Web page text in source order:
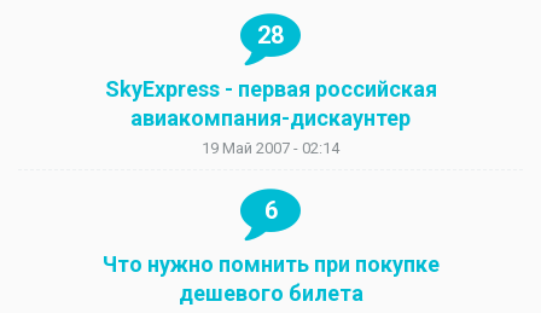
28
SkyExpress - первая российская
авиакомпания-дискаунтер
19 Май 2007 - 02:14
6
Что нужно помнить при покупке
дешевого билета